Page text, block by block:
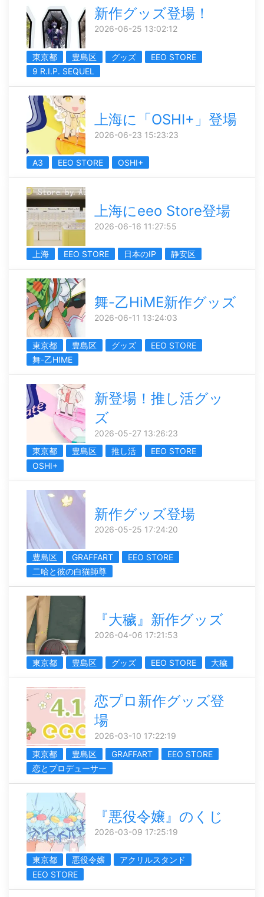
新作グッズ登場！
2026-06-25 13:02:12
東京都 豊島区 グッズ
EEO STORE
9 R.I.P. SEQUEL
上海に「OSHI+」登場
2026-06-23 15:23:23
A3 EEO STORE OSHI+
上海にeeo Store登場
2026-06-16 11:27:55
上海 EEO STORE 日本のIP 静安区
舞-乙HiME新作グッズ
2026-06-11 13:24:03
東京都 豊島区 グッズ
EEO STORE
舞-乙HIME
新登場！推し活グッ
ズ
2026-05-27 13:26:23
東京都
豊島区 推し活
EEO STORE
OSHI+
新作グッズ登場
2026-05-25 17:24:20
豊島区 GRAFFART
EEO STORE
二哈と彼の白猫師尊
『大穢』新作グッズ
2026-04-06 17:21:53
東京都 豊島区 グッズ EEO STORE 大穢
恋プロ新作グッズ登
場
2026-03-10 17:22:19
東京都
豊島区 GRAFFART
EEO STORE
恋とプロデューサー
『悪役令嬢』のくじ
2026-03-09 17:25:19
東京都 悪役令嬢
アクリルスタンド
EEO STORE